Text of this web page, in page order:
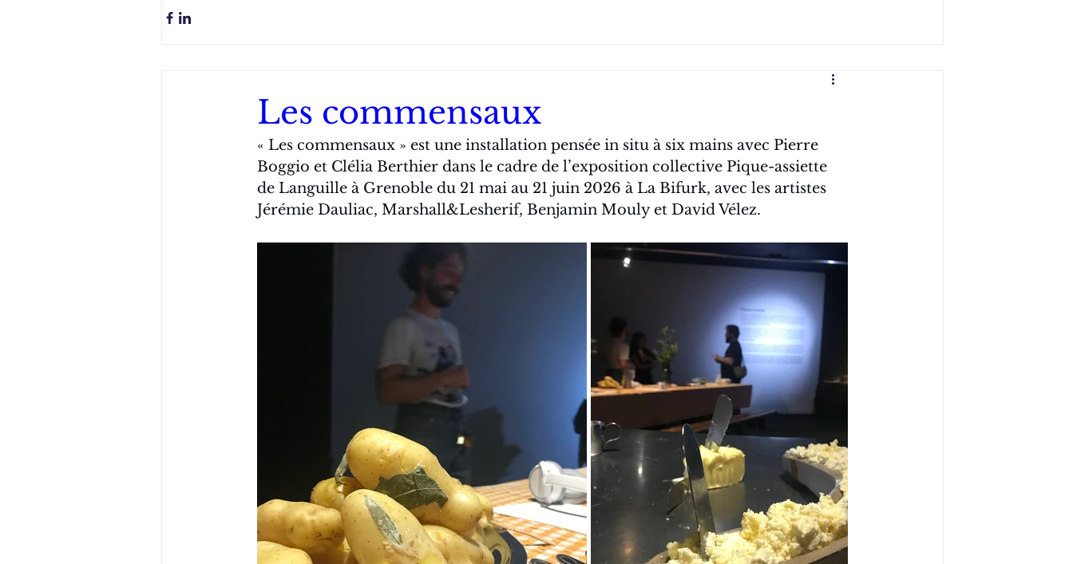
Les commensaux
« Les commensaux » est une installation pensée in situ à six mains avec Pierre
Boggio et Clélia Berthier dans le cadre de l’exposition collective Pique-assiette
de Languille à Grenoble du 21 mai au 21 juin 2026 à La Bifurk, avec les artistes
Jérémie Dauliac, Marshall&Lesherif, Benjamin Mouly et David Vélez.